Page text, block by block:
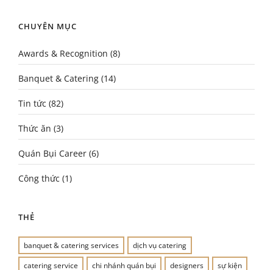
CHUYÊN MỤC
Awards & Recognition (8)
Banquet & Catering (14)
Tin tức (82)
Thức ăn (3)
Quán Bụi Career (6)
Công thức (1)
THẺ
banquet & catering services
dịch vụ catering
catering service
chi nhánh quán bụi designers sự kiện